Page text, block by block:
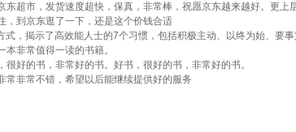
超市，发货速度超快，保真，非常棒，祝愿京东越来越好。更上
，到京东逛了一下，还是这个价钱合适
，揭示了高效能人士的7个习惯，包括积极主动、以终为始、
非常值得一读的书籍。
好的书，非常好的书。好书，很好的书，非常好的书。
非常不错，希望以后能继续提供好的服务